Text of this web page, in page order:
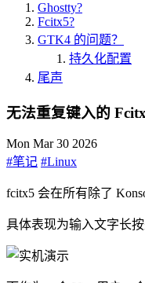
Ghostty?
Fcitx5?
GTK4 的问题？
持久化配置
尾声
无法重复键入的
Mon Mar 30 2026
#笔记 #Linux
fcitx5 会在所有除了
具体表现为输入文字长